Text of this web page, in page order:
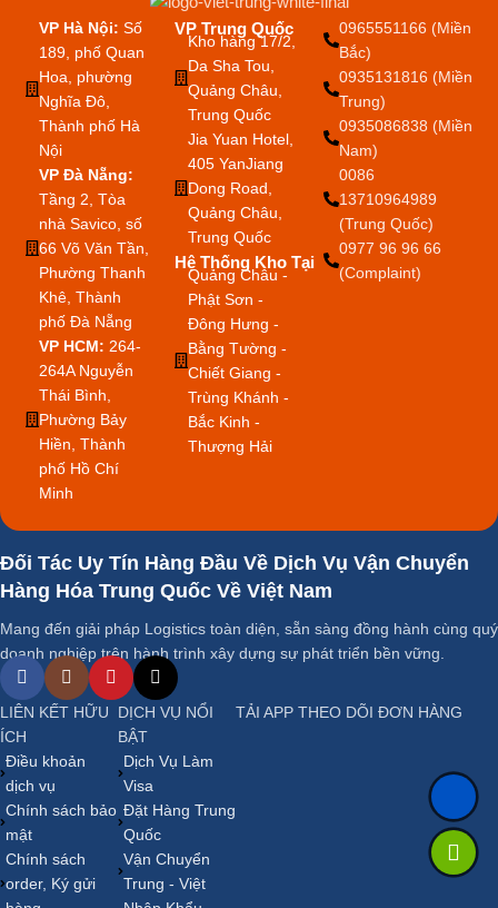
VP Hà Nội: Số
189, phố Quan
Hoa, phường
Nghĩa Đô,
Thành phố Hà
Nội
VP Đà Nẵng:
Tầng 2, Tòa
nhà Savico, số
66 Võ Văn Tần,
Phường Thanh
Khê, Thành
phố Đà Nẵng
VP HCM: 264-
264A Nguyễn
Thái Bình,
Phường Bảy
Hiền, Thành
phố Hồ Chí
Minh
VP Trung Quốc
Kho hàng 17/2,
Da Sha Tou,
Quảng Châu,
Trung Quốc
Jia Yuan Hotel,
405 YanJiang
Dong Road,
Quảng Châu,
Trung Quốc
Hệ Thống Kho Tại
Quảng Châu -
Phật Sơn -
Đông Hưng -
Bằng Tường -
Chiết Giang -
Trùng Khánh -
Bắc Kinh -
Thượng Hải
0965551166 (Miền
Bắc)
0935131816 (Miền
Trung)
0935086838 (Miền
Nam)
0086
13710964989
(Trung Quốc)
0977 96 96 66
(Complaint)
Đối Tác Uy Tín Hàng Đầu Về Dịch Vụ Vận Chuyển
Hàng Hóa Trung Quốc Về Việt Nam
Mang đến giải pháp Logistics toàn diện, sẵn sàng đồng hành cùng quý
doanh nghiệp trên hành trình xây dựng sự phát triển bền vững.
LIÊN KẾT HỮU
ÍCH
Điều khoản
dịch vụ
Chính sách bảo
mật
Chính sách
order, Ký gửi
DỊCH VỤ NỔI
BẬT
Dịch Vụ Làm
Visa
Đặt Hàng Trung
Quốc
Vận Chuyển
Trung - Việt
TẢI APP THEO DÕI ĐƠN HÀNG